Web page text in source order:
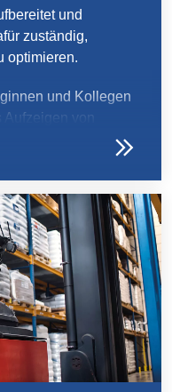
und
zuständig,
optimieren.
und Kollegen
von
das Erkennen und
ist ein